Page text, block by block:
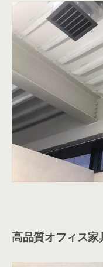
高品質オフィス